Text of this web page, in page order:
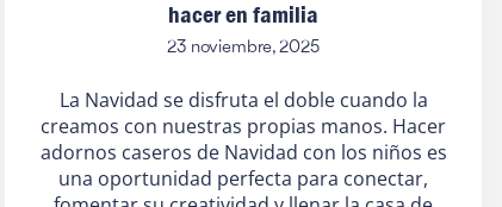
hacer en familia
23 noviembre, 2025
La Navidad se disfruta el doble cuando la
creamos con nuestras propias manos. Hacer
adornos caseros de Navidad con los niños es
una oportunidad perfecta para conectar,